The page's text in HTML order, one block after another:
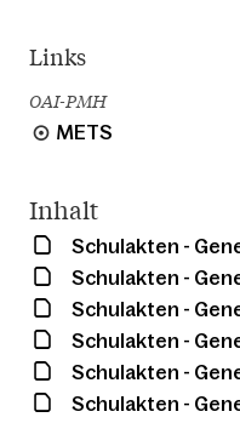
Links
OAI-PMH
METS
Inhalt
Schulakten -
Schulakten -
Schulakten -
Schulakten -
Schulakten -
Schulakten -